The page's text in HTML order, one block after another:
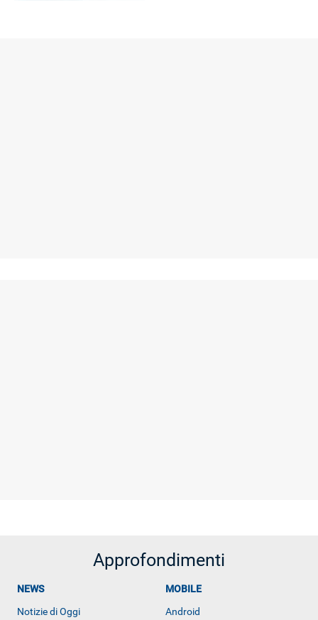
Approfondimenti
NEWS
Notizie di Oggi
MOBILE
Android